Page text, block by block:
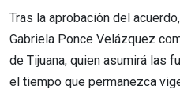
Tras la aprobación del
Gabriela Ponce Velázquez
de Tijuana, quien asumirá las
el tiempo que permanezca